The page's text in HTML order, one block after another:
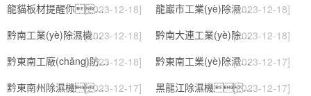
龍貓板材提醒你，雨季裝修應特別注意防潮
[2023-12-18] 龍巖市工業(yè)除濕機價(jià)格
[2023-12-18]
黔南工業(yè)除濕機公司
[2023-12-18] 黔南大連工業(yè)除濕機
[2023-12-18]
黔東南工廠(chǎng)防潮除濕機，工業(yè)除濕機
[2023-12-18] 黔東南工業(yè)除濕機公司
[2023-12-17]
黔東南州除濕機，濕菱工業(yè)地下室抽濕機 庫房配電房除濕器
[2023-12-17] 黑龍江除濕機，工業(yè)除濕機
[2023-12-17]